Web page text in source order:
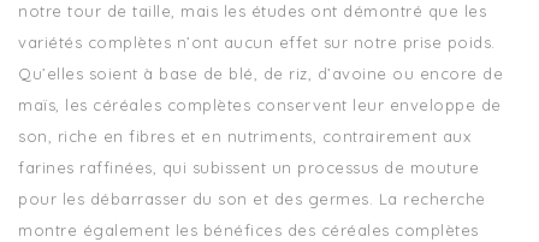
notre tour de taille, mais les études ont démontré que les
variétés complètes n’ont aucun effet sur notre prise poids.
Qu’elles soient à base de blé, de riz, d’avoine ou encore de
maïs, les céréales complètes conservent leur enveloppe de
son, riche en fibres et en nutriments, contrairement aux
farines raffinées, qui subissent un processus de mouture
pour les débarrasser du son et des germes. La recherche
montre également les bénéfices des céréales complètes